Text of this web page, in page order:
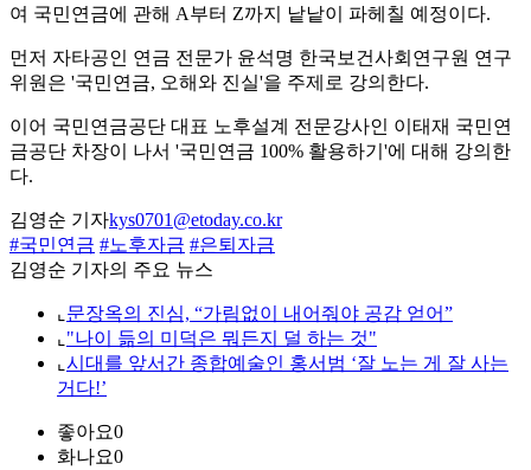
여 국민연금에 관해 A부터 Z까지 낱낱이 파헤칠 예정이다.
먼저 자타공인 연금 전문가 윤석명 한국보건사회연구원 연구
위원은 '국민연금, 오해와 진실'을 주제로 강의한다.
이어 국민연금공단 대표 노후설계 전문강사인 이태재 국민연
금공단 차장이 나서 '국민연금 100% 활용하기'에 대해 강의한
다.
김영순 기자kys0701@etoday.co.kr
#국민연금 #노후자금 #은퇴자금
김영순 기자의 주요 뉴스
⌞ 문장옥의 진심, “가림없이 내어줘야 공감 얻어”
⌞ "나이 듦의 미덕은 뭐든지 덜 하는 것"
⌞ 시대를 앞서간 종합예술인 홍서범 ‘잘 노는 게 잘 사는
거다!’
좋아요0
화나요0